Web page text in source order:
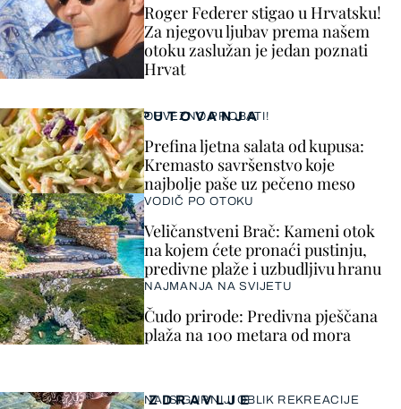
Roger Federer stigao u Hrvatsku!
Za njegovu ljubav prema našem
otoku zaslužan je jedan poznati
Hrvat
ZDRAVLJE
NAJSIGURNIJI OBLIK REKREACIJE
PUTOVANJA
OBVEZNO PROBATI!
Prefina ljetna salata od kupusa:
Kremasto savršenstvo koje
najbolje paše uz pečeno meso
VODIČ PO OTOKU
Veličanstveni Brač: Kameni otok
na kojem ćete pronaći pustinju,
predivne plaže i uzbudljivu hranu
NAJMANJA NA SVIJETU
Čudo prirode: Predivna pješčana
plaža na 100 metara od mora